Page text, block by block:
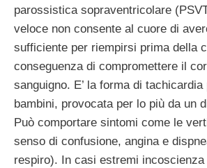
parossistica sopraventricolare
veloce non consente al cuore di
sufficiente per riempirsi prima della
conseguenza di compromettere il
sanguigno. E’ la forma di
bambini, provocata per lo più da un
Può comportare sintomi come le
senso di confusione, angina e
respiro). In casi estremi